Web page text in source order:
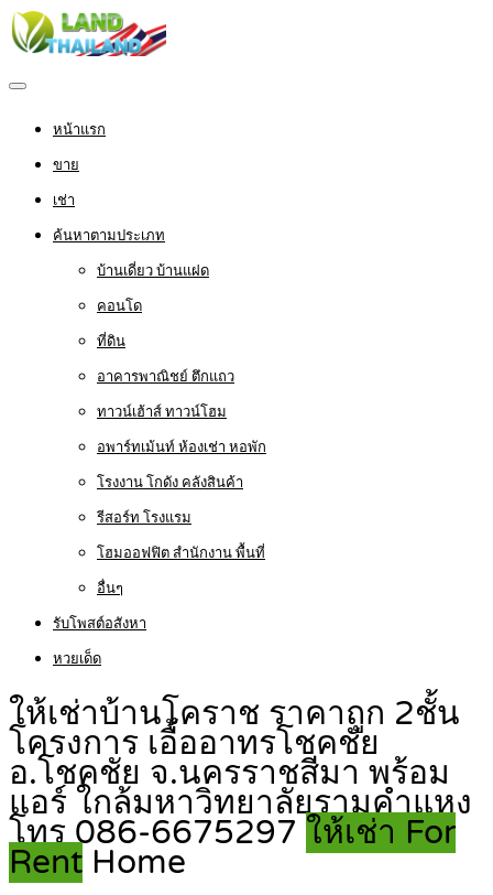
หน้าแรก
ขาย
เช่า
ค้นหาตามประเภท
บ้านเดี่ยว บ้านแฝด
คอนโด
ที่ดิน
อาคารพาณิชย์ ตึกแถว
ทาวน์เฮ้าส์ ทาวน์โฮม
อพาร์ทเม้นท์ ห้องเช่า หอพัก
โรงงาน โกดัง คลังสินค้า
รีสอร์ท โรงแรม
โฮมออฟฟิต สำนักงาน พื้นที่
อื่นๆ
รับโพสต์อสังหา
หวยเด็ด
ให้เช่าบ้านโคราช ราคาถูก 2ชั้น
โครงการ เอื้ออาทรโชคชัย
อ.โชคชัย จ.นครราชสีมา พร้อม
แอร์ ใกล้มหาวิทยาลัยรามคำแหง
โทร 086-6675297 ให้เช่า For
Rent Home